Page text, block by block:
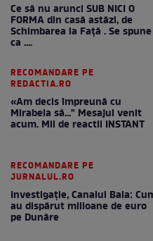
Ce să nu arunci SUB NICI O
FORMA din casă astăzi, de
Schimbarea la Față . Se spune
ca ....
RECOMANDARE PE
REDACTIA.RO
«Am decis împreună cu
Mirabela să..." Mesajul venit
acum. Mii de reactii INSTANT
RECOMANDARE PE
JURNALUL.RO
Investigație, Canalul Bala:
au dispărut milioane de euro
pe Dunăre